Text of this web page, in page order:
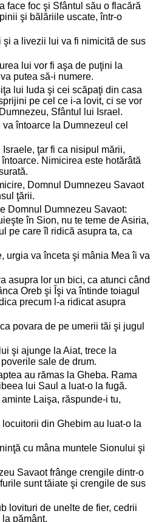
face foc şi Sfântul său o flacără
şi bălăriile uscate, într-o
a livezii lui va fi nimicită de sus
lui vor fi aşa de puţini la
putea să-i numere.
lui Iuda şi cei scăpaţi din casa
pe cel ce i-a lovit, ci se vor
Sfântul lui Israel.
întoarce la Dumnezeul cel
ţar fi ca nisipul mării,
Nimicirea este hotărâtă
Domnul Dumnezeu Savaot
ţării.
Domnul Dumnezeu Savaot:
în Sion, nu te teme de Asiria,
pe care îl ridică asupra ta, ca
urgia va înceta şi mânia Mea îi va
asupra lor un bici, ca atunci când
Oreb şi Îşi va întinde toiagul
precum l-a ridicat asupra
povara de pe umerii tăi şi jugul
şi ajunge la Aiat, trece la
sale de drum.
au rămas la Gheba. Rama
lui Saul a luat-o la fugă.
Laişa, răspunde-i tu,
din Ghebim au luat-o la
cu mâna muntele Sionului şi
Savaot frânge crengile dintr-o
sunt tăiate şi crengile de sus
lovituri de unelte de fier, cedrii
pământ.